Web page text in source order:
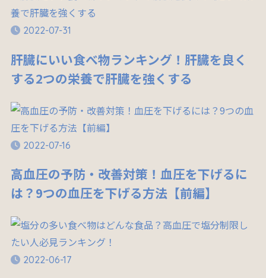
2022-07-31
肝臓にいい食べ物ランキング！肝臓を良く
する2つの栄養で肝臓を強くする
2022-07-16
高血圧の予防・改善対策！血圧を下げるに
は？9つの血圧を下げる方法【前編】
2022-06-17